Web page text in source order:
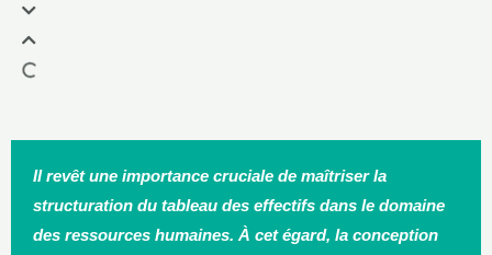
Il revêt une importance cruciale de maîtriser la
structuration du tableau des effectifs dans le domaine
des ressources humaines. À cet égard, la conception